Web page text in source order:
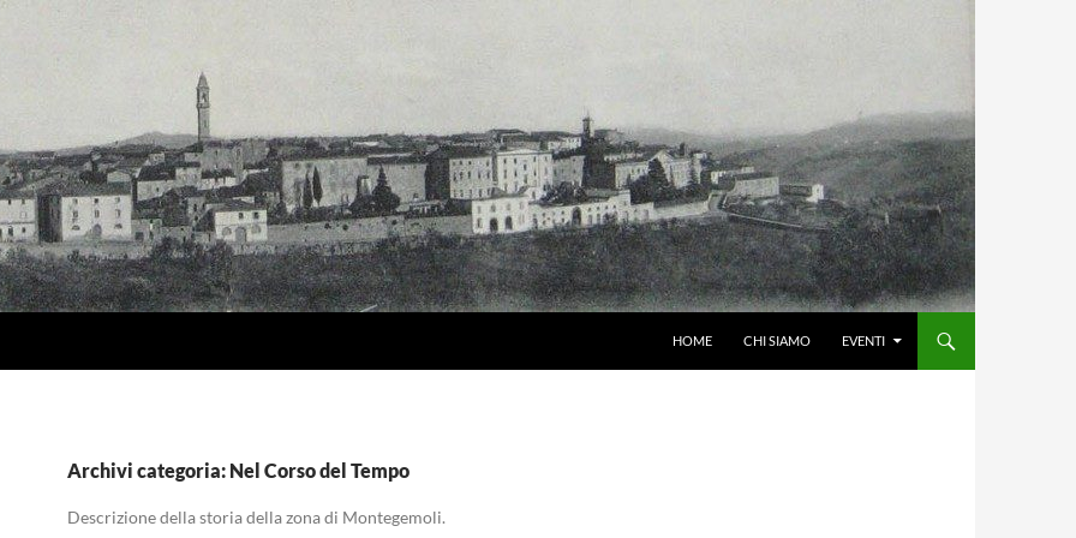
HOME CHI SIAMO EVENTI
Archivi categoria: Nel Corso del Tempo
Descrizione della storia della zona di Montegemoli.